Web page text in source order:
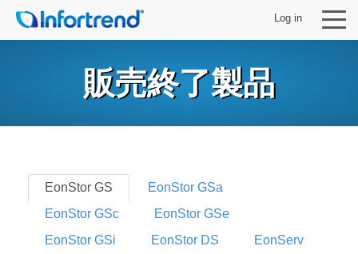
Log in
販売終了製品
EonStor GS
EonStor GSa
EonStor GSc
EonStor GSe
EonStor GSi
EonStor DS
EonServ
ソリューション
サポート